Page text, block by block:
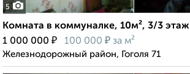
5
Комната в коммуналке, 10м², 3/3 этаж
1 000 000 ₽ 100 000 ₽ за м²
Железнодорожный район, Гоголя 71